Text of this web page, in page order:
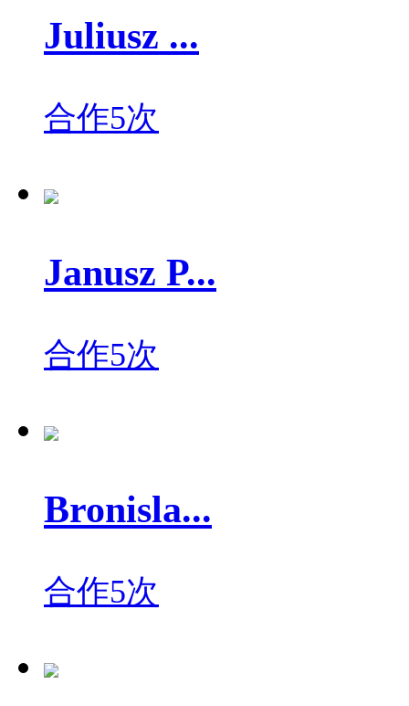
Juliusz ...
合作5次
Janusz P...
合作5次
Bronisla...
合作5次